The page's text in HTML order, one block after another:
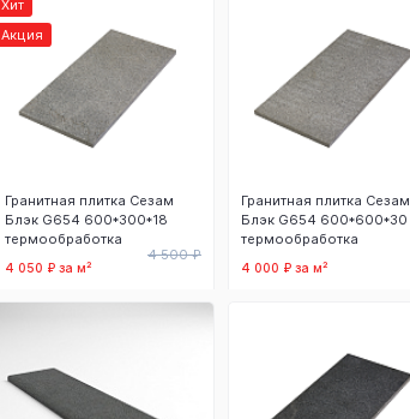
Хит
Акция
Гранитная плитка Сезам
Блэк G654 600*300*18
термообработка
4 050 ₽ за м²
4 500 ₽
Гранитная плитка Сезам
Блэк G654 600*600*30
термообработка
4 000 ₽ за м²